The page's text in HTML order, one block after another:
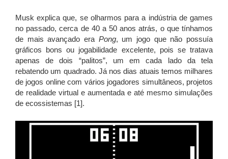
Musk explica que, se olharmos para a indústria de games
no passado, cerca de 40 a 50 anos atrás, o que tínhamos
de mais avançado era Pong, um jogo que não possuía
gráficos bons ou jogabilidade excelente, pois se tratava
apenas de dois “palitos”, um em cada lado da tela
rebatendo um quadrado. Já nos dias atuais temos milhares
de jogos online com vários jogadores simultâneos, projetos
de realidade virtual e aumentada e até mesmo simulações
de ecossistemas [1].